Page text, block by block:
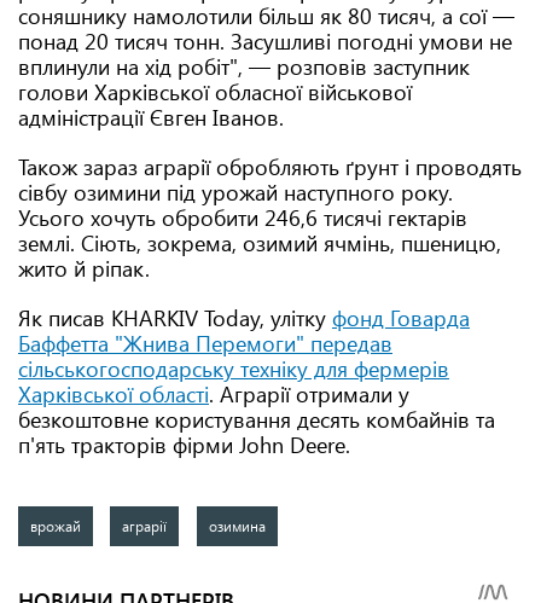
соняшнику намолотили більш як 80 тисяч, а сої —
понад 20 тисяч тонн. Засушливі погодні умови не
вплинули на хід робіт", — розповів заступник
голови Харківської обласної військової
адміністрації Євген Іванов.
Також зараз аграрії обробляють ґрунт і проводять
сівбу озимини під урожай наступного року.
Усього хочуть обробити 246,6 тисячі гектарів
землі. Сіють, зокрема, озимий ячмінь, пшеницю,
жито й ріпак.
Як писав KHARKIV Today, улітку фонд Говарда
Баффетта "Жнива Перемоги" передав
сільськогосподарську техніку для фермерів
Харківської області. Аграрії отримали у
безкоштовне користування десять комбайнів та
п'ять тракторів фірми John Deere.
врожай аграрії озимина